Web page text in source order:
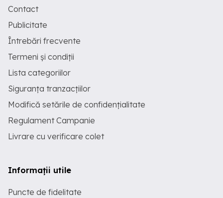
Contact
Publicitate
Întrebări frecvente
Termeni și condiții
Lista categoriilor
Siguranța tranzacțiilor
Modifică setările de confidențialitate
Regulament Campanie
Livrare cu verificare colet
Informații utile
Puncte de fidelitate